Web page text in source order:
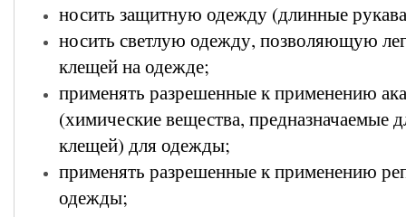
носить защитную одежду (длинные
носить светлую одежду, позволяющую
клещей на одежде;
применять разрешенные к применению
(химические вещества, предназначаемые
клещей) для одежды;
применять разрешенные к применению
одежды;